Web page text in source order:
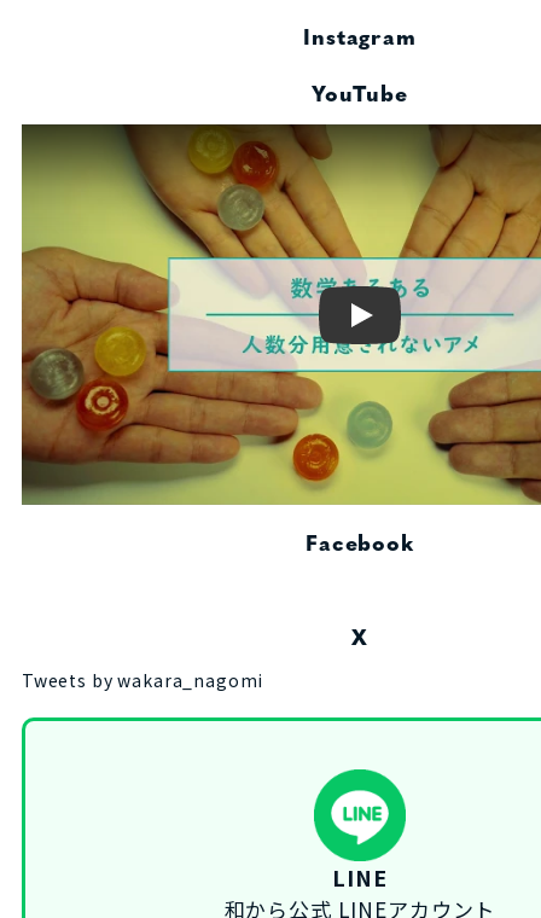
Instagram
YouTube
Play
Facebook
X
Tweets by wakara_nagomi
LINE
和から公式 LINEアカウント